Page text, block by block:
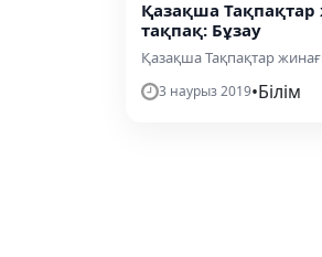
Қазақша
тақпақ: Бұзау
Қазақша Тақпақтар
3 наурыз 2019•Білім